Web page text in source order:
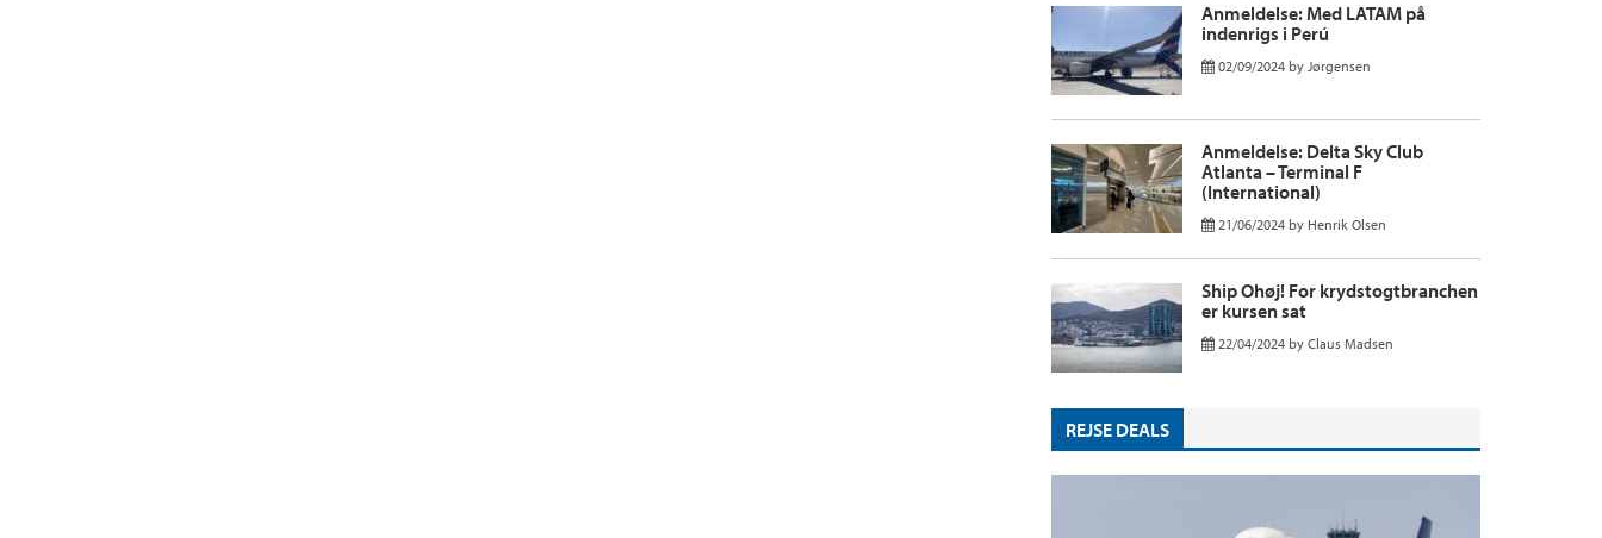
Anmeldelse: Med LATAM på
indenrigs i Perú
02/09/2024 by Jørgensen
Anmeldelse: Delta Sky Club
Atlanta – Terminal F
(International)
21/06/2024 by Henrik Olsen
Ship Ohøj! For krydstogtbranchen
er kursen sat
22/04/2024 by Claus Madsen
REJSE DEALS